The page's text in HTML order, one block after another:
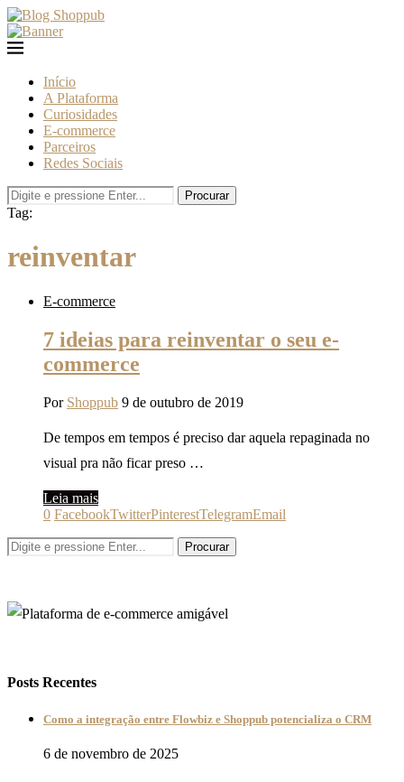
Início
A Plataforma
Curiosidades
E-commerce
Parceiros
Redes Sociais
Procurar
Tag:
reinventar
E-commerce
7 ideias para reinventar o seu e-
commerce
Por Shoppub 9 de outubro de 2019
De tempos em tempos é preciso dar aquela repaginada no
visual pra não ficar preso …
Leia mais
0 FacebookTwitterPinterestTelegramEmail
Posts Recentes
Como a integração entre Flowbiz e Shoppub potencializa o CRM
6 de novembro de 2025